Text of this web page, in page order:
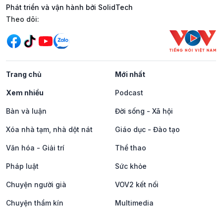
Phát triển và vận hành bởi SolidTech
Mạng xã hội
Theo dõi:
Trang chủ Mới nhất
Xem nhiều Podcast
Bàn và luận Đời sống - Xã hội
Xóa nhà tạm, nhà dột nát Giáo dục - Đào tạo
Văn hóa - Giải trí Thể thao
Pháp luật Sức khỏe
Chuyện người già VOV2 kết nối
Chuyện thầm kín Multimedia